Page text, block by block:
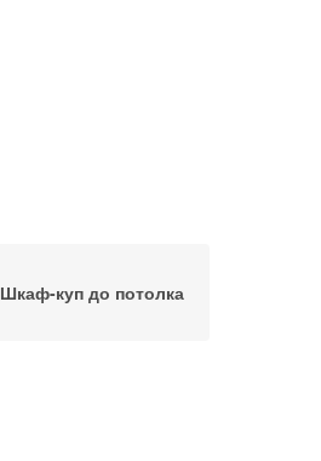
Шкаф-куп до потолка